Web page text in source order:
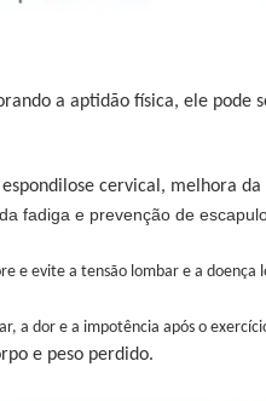
a aptidão física, ele pode
cervical, melhora
fadiga e prevenção de
e evite a tensão lombar e a doença
a dor e a impotência após o
e peso perdido.